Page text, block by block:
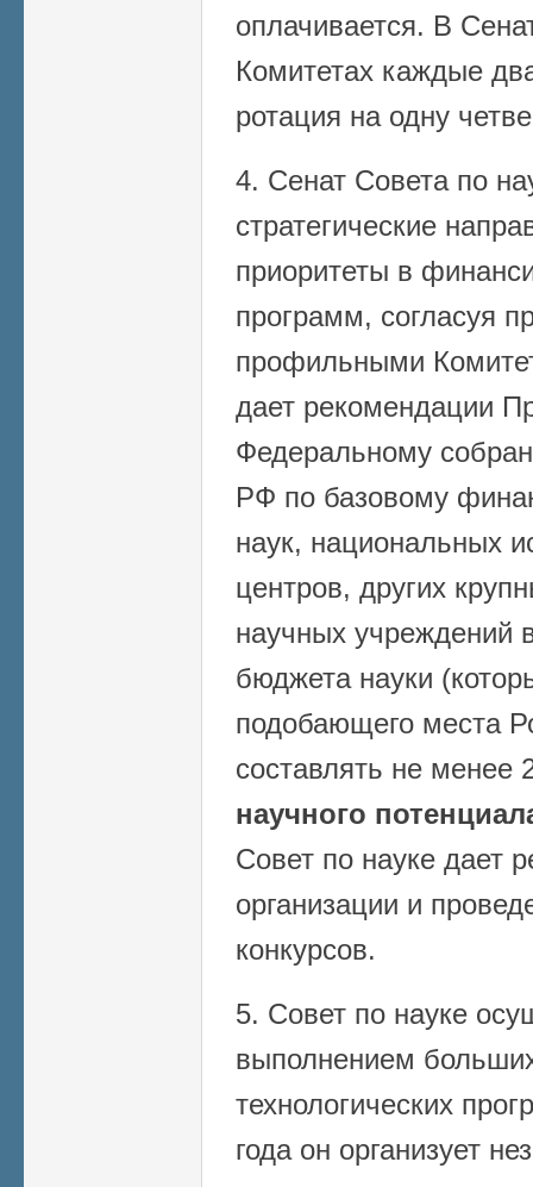
оплачивается. В
Комитетах каждые
ротация на одну
4. Сенат Совета по
стратегические
приоритеты в
программ, согласуя
профильными
дает рекомендации
Федеральному
РФ по базовому
наук, национальных
центров, других
научных учреждений
бюджета науки
подобающего места
составлять не менее
научного
Совет по науке дает
организации и
конкурсов.
5. Совет по науке
выполнением
технологических
года он организует